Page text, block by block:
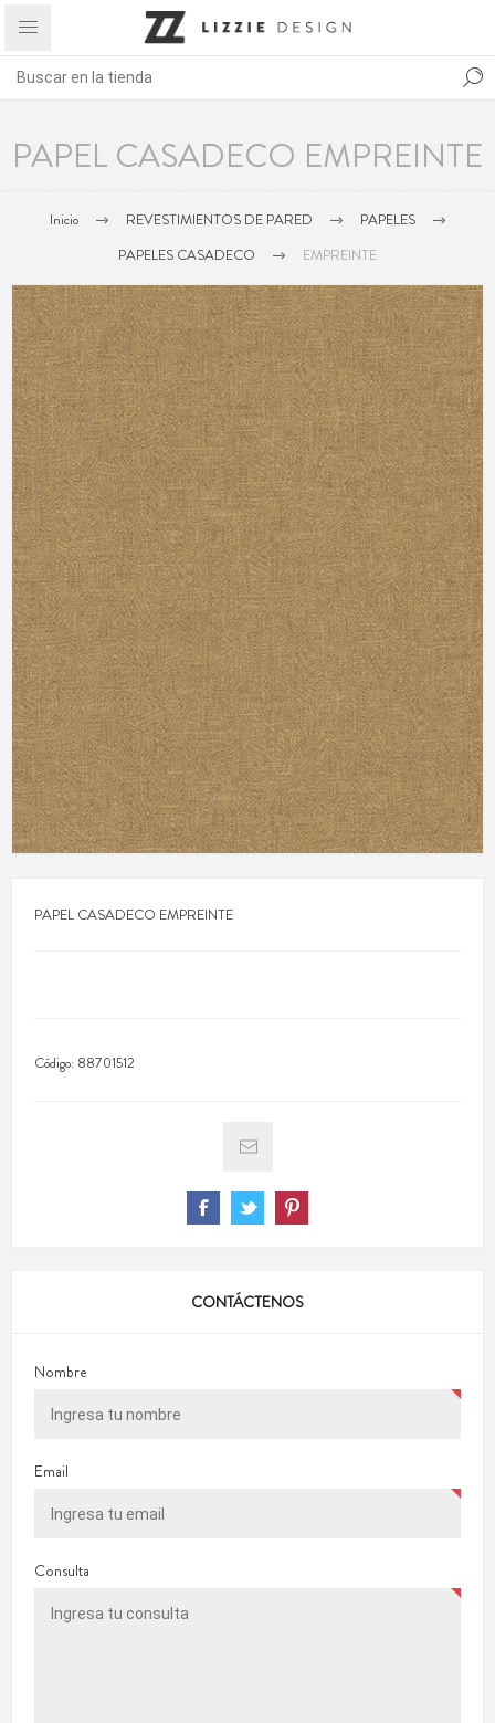
PAPEL CASADECO EMPREINTE
Inicio REVESTIMIENTOS DE PARED
PAPELES
PAPELES CASADECO
EMPREINTE
PAPEL CASADECO EMPREINTE
Código: 88701512
CONTÁCTENOS
Nombre
Email
Consulta